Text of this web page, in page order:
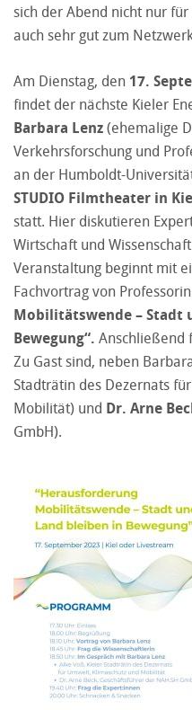
sich der Abend nicht nur
auch sehr gut zum
Am Dienstag, den 17.
findet der nächste Kieler
Barbara Lenz(ehemalige
Verkehrsforschung und
an der Humboldt-
STUDIO Filmtheater in
statt. Hier diskutieren
Wirtschaft und
Veranstaltung beginnt mit
Fachvortrag von
Mobilitätswende – Stadt
Bewegung“. Anschließend
Zu Gast sind, neben
Stadträtin des Dezernats
Mobilität) und Dr. Arne
GmbH).